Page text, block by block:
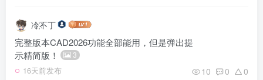
冷҉不丁
完整版本CAD2026功能全部能用，但是弹出提
示精简版！
3
16天前发布 10 0 0